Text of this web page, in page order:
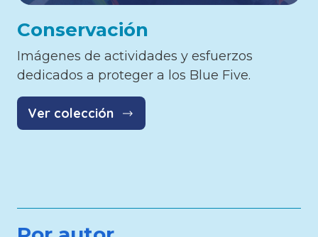
Conservación
Imágenes de actividades y esfuerzos
dedicados a proteger a los Blue Five.
Ver colección